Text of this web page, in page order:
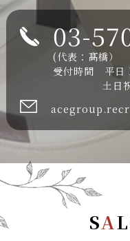
03-
(代表：髙橋）
受付時間 平日
土日
SA